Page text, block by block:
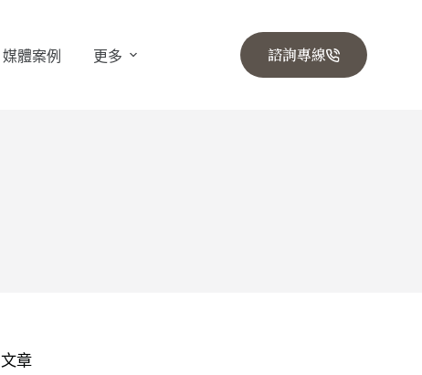
媒體案例 更多 諮詢專線
文章